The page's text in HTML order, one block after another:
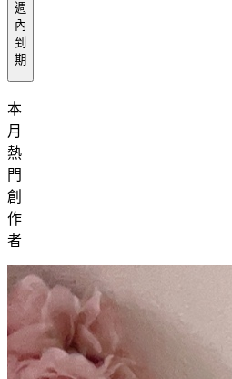
週
內
到
期
本
月
熱
門
創
作
者